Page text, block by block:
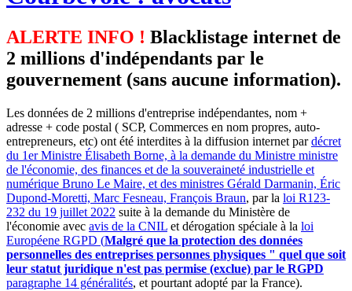
ALERTE INFO ! Blacklistage internet de
2 millions d'indépendants par le
gouvernement (sans aucune information).
Les données de 2 millions d'entreprise indépendantes, nom +
adresse + code postal ( SCP, Commerces en nom propres, auto-
entrepreneurs, etc) ont été interdites à la diffusion internet pardécret
du 1er Ministre Élisabeth Borne, à la demande du Ministre ministre
de l'économie, des finances et de la souveraineté industrielle et
numérique Bruno Le Maire, et des ministres Gérald Darmanin, Éric
Dupond-Moretti, Marc Fesneau, François Braun, par la loi R123-
232 du 19 juillet 2022 suite à la demande du Ministère de
l'économie avec avis de la CNIL et dérogation spéciale à la loi
Européene RGPD (Malgré que la protection des données
personnelles des entreprises personnes physiques " quel que soit
leur statut juridique n'est pas permise (exclue) par le RGPD
paragraphe 14 généralités, et pourtant adopté par la France).